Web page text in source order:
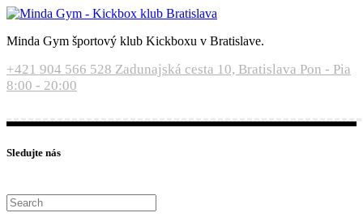
Minda Gym športový klub Kickboxu v Bratislave.
+421 904 566 528 Zadunajská cesta 10, Bratislava Pon - Pia
8:00 - 20:00
Sledujte nás